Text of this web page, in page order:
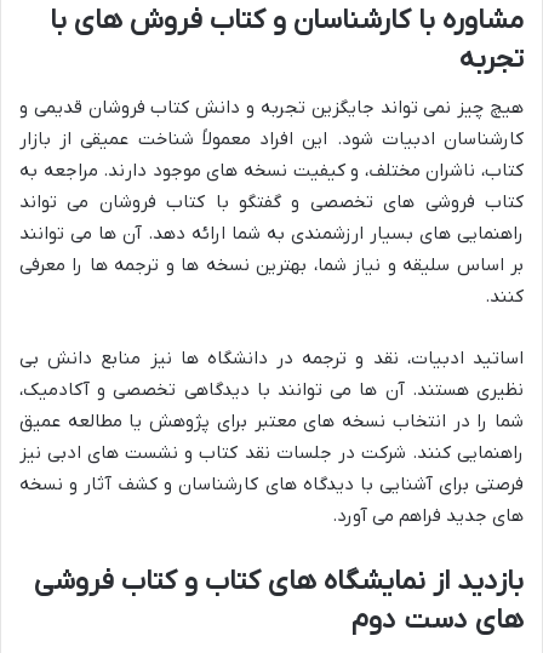
مشاوره با کارشناسان و کتاب فروش های با
تجربه
هیچ چیز نمی تواند جایگزین تجربه و دانش کتاب فروشان قدیمی و
کارشناسان ادبیات شود. این افراد معمولاً شناخت عمیقی از بازار
کتاب، ناشران مختلف، و کیفیت نسخه های موجود دارند. مراجعه به
کتاب فروشی های تخصصی و گفتگو با کتاب فروشان می تواند
راهنمایی های بسیار ارزشمندی به شما ارائه دهد. آن ها می توانند
بر اساس سلیقه و نیاز شما، بهترین نسخه ها و ترجمه ها را معرفی
کنند.
اساتید ادبیات، نقد و ترجمه در دانشگاه ها نیز منابع دانش بی
نظیری هستند. آن ها می توانند با دیدگاهی تخصصی و آکادمیک،
شما را در انتخاب نسخه های معتبر برای پژوهش یا مطالعه عمیق
راهنمایی کنند. شرکت در جلسات نقد کتاب و نشست های ادبی نیز
فرصتی برای آشنایی با دیدگاه های کارشناسان و کشف آثار و نسخه
های جدید فراهم می آورد.
بازدید از نمایشگاه های کتاب و کتاب فروشی
های دست دوم